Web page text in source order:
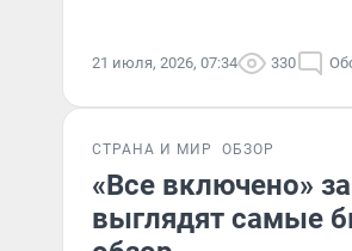
21 июля, 2026, 07:34 330
СТРАНА И МИР ОБЗОР
«Все включено»
выглядят самые